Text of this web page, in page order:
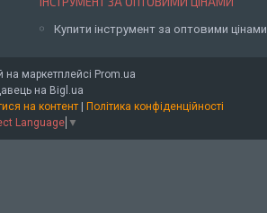
Купити інструмент за оптовими цінами
на маркетплейсі Prom.ua
на Bigl.ua
на контент | Політика конфіденційності
Language ▼